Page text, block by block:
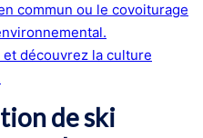
commun ou le covoiturage
découvrez la culture
de ski